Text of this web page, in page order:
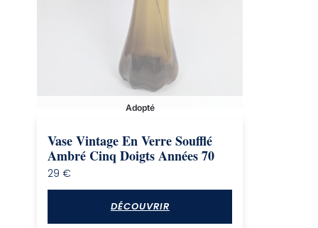
Adopté
Vase Vintage En Verre Soufflé
Ambré Cinq Doigts Années 70
29€
DÉCOUVRIR